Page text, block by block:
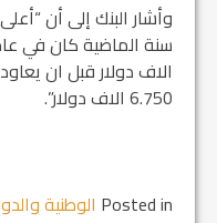
6.750 الاف دولار”.
Posted in الوطنية